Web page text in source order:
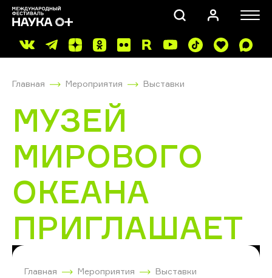
ПОИСК
Главная Мероприятия Выставки
МУЗЕЙ
МИРОВОГО
ОКЕАНА
ПРИГЛАШАЕТ
Главная Мероприятия Выставки